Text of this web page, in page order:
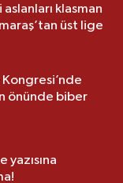
aslanları klasman
üst lige
önünde biber
yazısına